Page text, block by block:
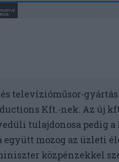
televízióműsor-
Kft.-nek. Az új
tulajdonosa pedig a
együtt mozog az üzleti
közpénzekkel